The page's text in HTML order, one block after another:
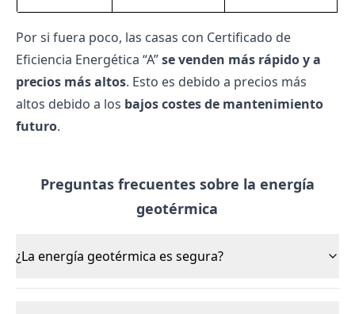
Por si fuera poco, las casas con Certificado de
Eficiencia Energética “A”se venden más rápido y a
precios más altos. Esto es debido a precios más
altos debido a los bajos costes de mantenimiento
futuro.
Preguntas frecuentes sobre la energía
geotérmica
¿La energía geotérmica es segura?